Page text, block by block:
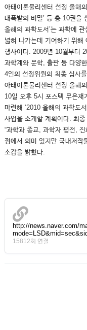
아태이론물리센터 선정 올해
대폭발의 비밀’ 등 총 10권을
올해의 과학도서’는 과학에
넓혀 나가는데 기여하기 위해
행사이다. 2009년 10월부터
과학계와 문학, 출판 등 다양
4인의 선정위원의 최종 심사
아태이론물리센터 선정 올해
10일 오후 5시 포스텍 무은재
마련해 ‘2010 올해의 과학도
사업을 소개할 계획이다. 최
“과학과 종교, 과학자 평전,
점에서 의미 있지만 국내저작
소감을 밝혔다.
http://news.naver.com/
15812회 연결